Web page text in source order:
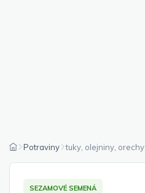
Potraviny tuky, olejniny, orechy
SEZAMOVÉ SEMENÁ